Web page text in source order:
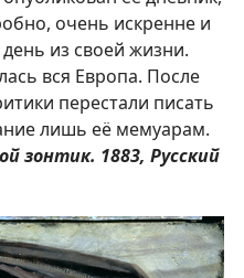
очень искренне и
из своей жизни.
вся Европа. После
перестали писать
лишь её мемуарам.
зонтик. 1883, Русский